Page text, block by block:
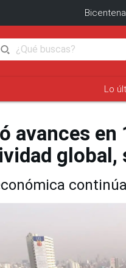
Lo
avances en
global,